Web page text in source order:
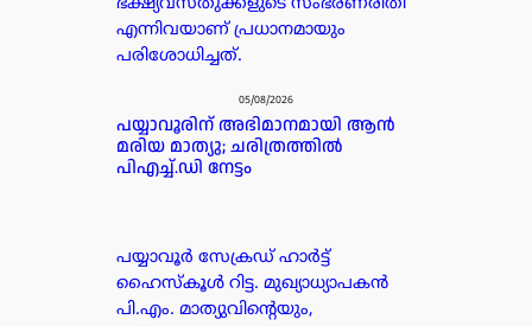
ഭക്ഷ്യവസ്തുക്കളുടെ സംഭരണരീതി
എന്നിവയാണ് പ്രധാനമായും
പരിശോധിച്ചത്.
05/08/2026
പയ്യാവൂരിന് അഭിമാനമായി ആൻ
മരിയ മാത്യു; ചരിത്രത്തിൽ
പിഎച്ച്.ഡി നേട്ടം
പയ്യാവൂർ സേക്രഡ് ഹാർട്ട്
ഹൈസ്കൂൾ റിട്ട. മുഖ്യാധ്യാപകൻ
പി.എം. മാത്യുവിന്റെയും,